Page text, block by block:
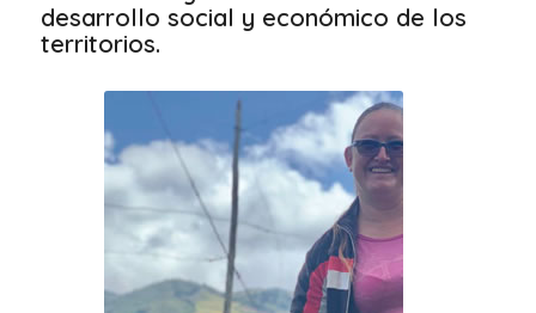
desarrollo social y económico de los
territorios.